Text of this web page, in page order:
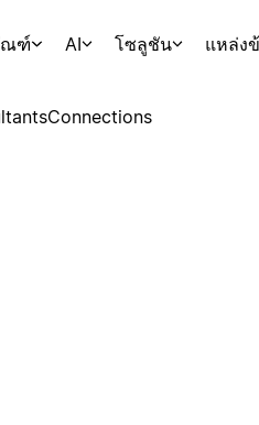
ณฑ์ AI โซลูชัน แหล่ง
Connections